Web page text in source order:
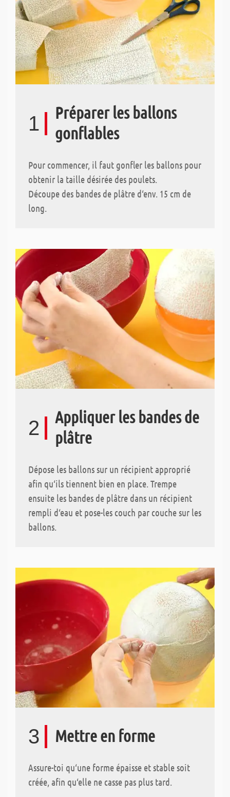
1
Préparer les ballons
gonflables
Pour commencer, il faut gonfler les ballons pour
obtenir la taille désirée des poulets.
Découpe des bandes de plâtre d‘env. 15 cm de
long.
2
Appliquer les bandes de
plâtre
Dépose les ballons sur un récipient approprié
afin qu‘ils tiennent bien en place. Trempe
ensuite les bandes de plâtre dans un récipient
rempli d‘eau et pose-les couch par couche sur les
ballons.
3 Mettre en forme
Assure-toi qu‘une forme épaisse et stable soit
créée, afin qu‘elle ne casse pas plus tard.